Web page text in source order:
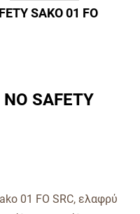
SAKO 01 FO
SAFETY
01 FO SRC, ελαφρύ